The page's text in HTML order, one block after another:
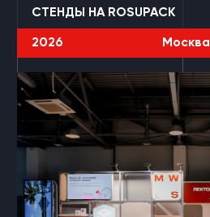
СТЕНДЫ НА ROSUPACK
2026